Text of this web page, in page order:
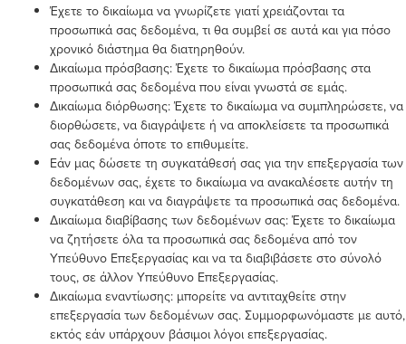
Έχετε το δικαίωμα να γνωρίζετε γιατί χρειάζονται τα
προσωπικά σας δεδομένα, τι θα συμβεί σε αυτά και για πόσο
χρονικό διάστημα θα διατηρηθούν.
Δικαίωμα πρόσβασης: Έχετε το δικαίωμα πρόσβασης στα
προσωπικά σας δεδομένα που είναι γνωστά σε εμάς.
Δικαίωμα διόρθωσης: Έχετε το δικαίωμα να συμπληρώσετε, να
διορθώσετε, να διαγράψετε ή να αποκλείσετε τα προσωπικά
σας δεδομένα όποτε το επιθυμείτε.
Εάν μας δώσετε τη συγκατάθεσή σας για την επεξεργασία των
δεδομένων σας, έχετε το δικαίωμα να ανακαλέσετε αυτήν τη
συγκατάθεση και να διαγράψετε τα προσωπικά σας δεδομένα.
Δικαίωμα διαβίβασης των δεδομένων σας: Έχετε το δικαίωμα
να ζητήσετε όλα τα προσωπικά σας δεδομένα από τον
Υπεύθυνο Επεξεργασίας και να τα διαβιβάσετε στο σύνολό
τους, σε άλλον Υπεύθυνο Επεξεργασίας.
Δικαίωμα εναντίωσης: μπορείτε να αντιταχθείτε στην
επεξεργασία των δεδομένων σας. Συμμορφωνόμαστε με αυτό,
εκτός εάν υπάρχουν βάσιμοι λόγοι επεξεργασίας.